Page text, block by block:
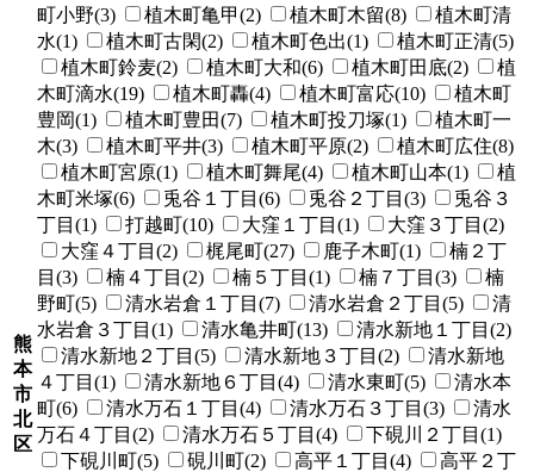
熊
本
市
北
区
町小野(3)
植木町亀甲(2) 植木町木留(8)
植木町清
水(1)
植木町古閑(2) 植木町色出(1)
植木町正清(5)
植木町鈴麦(2)
植木町大和(6) 植木町田底(2)
植
木町滴水(19)
植木町轟(4) 植木町富応(10)
植木町
豊岡(1)
植木町豊田(7) 植木町投刀塚(1)
植木町一
木(3)
植木町平井(3) 植木町平原(2)
植木町広住(8)
植木町宮原(1)
植木町舞尾(4) 植木町山本(1)
植
木町米塚(6)
兎谷１丁目(6) 兎谷２丁目(3)
兎谷３
丁目(1)
打越町(10) 大窪１丁目(1)
大窪３丁目(2)
大窪４丁目(2)
梶尾町(27) 鹿子木町(1)
楠２丁
目(3)
楠４丁目(2) 楠５丁目(1) 楠７丁目(3)
楠
野町(5)
清水岩倉１丁目(7) 清水岩倉２丁目(5)
清
水岩倉３丁目(1)
清水亀井町(13)
清水新地１丁目(2)
清水新地２丁目(5)
清水新地３丁目(2)
清水新地
４丁目(1)
清水新地６丁目(4) 清水東町(5)
清水本
町(6)
清水万石１丁目(4) 清水万石３丁目(3)
清水
万石４丁目(2)
清水万石５丁目(4)
下硯川２丁目(1)
下硯川町(5)
硯川町(2) 高平１丁目(4)
高平２丁